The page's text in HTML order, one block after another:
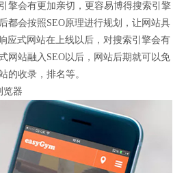
擎会有更加亲切，更容易博得搜索引擎
都会按照SEO原理进行规划，让网站具
应式网站在上线以后，对搜索引擎会有
网站融入SEO以后，网站后期就可以免
的收录，排名等。
器